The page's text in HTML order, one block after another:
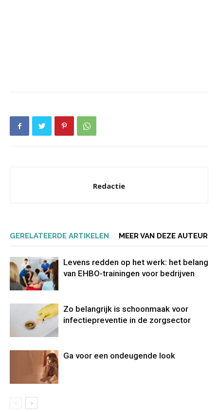
Redactie
GERELATEERDE ARTIKELEN MEER VAN DEZE AUTEUR
Levens redden op het werk: het belang
van EHBO-trainingen voor bedrijven
Zo belangrijk is schoonmaak voor
infectiepreventie in de zorgsector
Ga voor een ondeugende look